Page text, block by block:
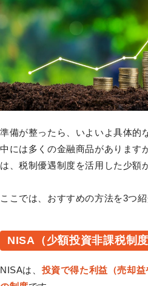
準備が整ったら、いよいよ具体的
中には多くの金融商品があります
は、税制優遇制度を活用した少額
ここでは、おすすめの方法を3つ紹
NISA（少額投資非課税制度
NISAは、 投資で得た利益（売却